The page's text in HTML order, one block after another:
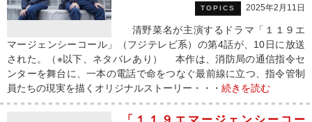
TOPICS 2025年2月11日
清野菜名が主演するドラマ「１１９エ
マージェンシーコール」（フジテレビ系）の第4話が、10日に放送
された。（※以下、ネタバレあり） 本作は、消防局の通信指令セ
ンターを舞台に、一本の電話で命をつなぐ最前線に立つ、指令管制
員たちの現実を描くオリジナルストーリー・・・ 続きを読む
「１１９エマージェンシーコー